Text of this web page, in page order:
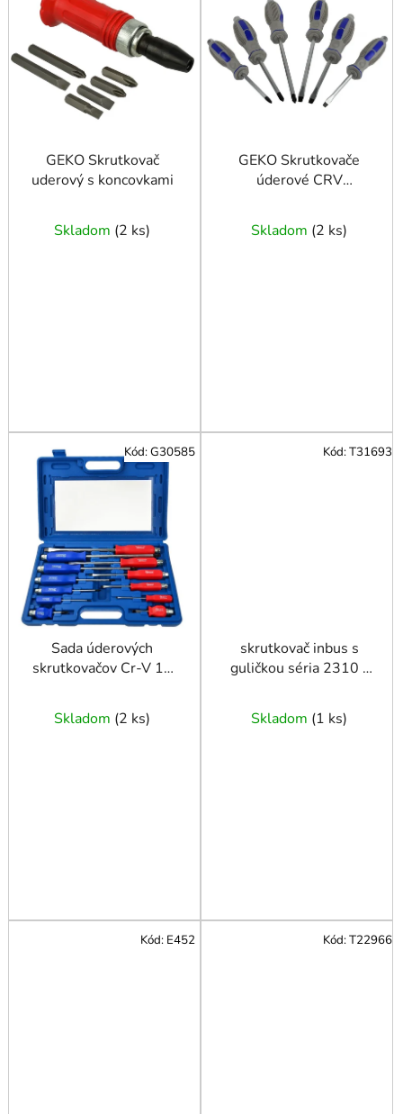
s
p
GEKO Skrutkovač
uderový s koncovkami
Skladom (2 ks)
GEKO Skrutkovače
úderové CRV
Skladom (2 ks)
Sada úderových
skrutkovačov Cr-V 12
Skladom (2 ks)
Kód:G30585
skrutkovač inbus s
guličkou séria 2310 -
TRIUMF
Skladom (1 ks)
Kód:T31693
Kód: E452 Kód:T22966